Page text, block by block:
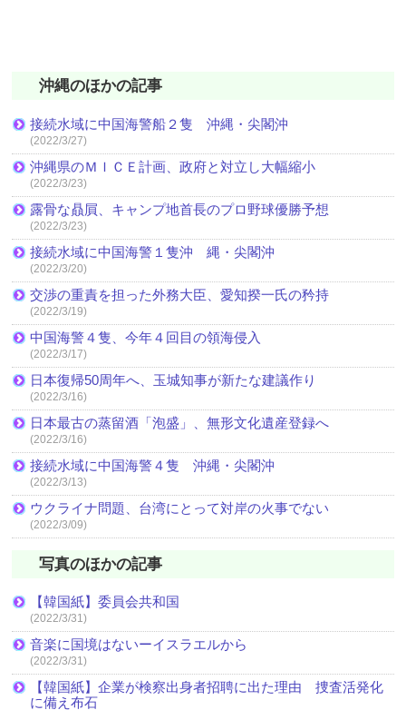
沖縄のほかの記事
接続水域に中国海警船２隻 沖縄・尖閣沖
(2022/3/27)
沖縄県のＭＩＣＥ計画、政府と対立し大幅縮小
(2022/3/23)
露骨な贔屓、キャンプ地首長のプロ野球優勝予想
(2022/3/23)
接続水域に中国海警１隻沖 縄・尖閣沖
(2022/3/20)
交渉の重責を担った外務大臣、愛知揆一氏の矜持
(2022/3/19)
中国海警４隻、今年４回目の領海侵入
(2022/3/17)
日本復帰50周年へ、玉城知事が新たな建議作り
(2022/3/16)
日本最古の蒸留酒「泡盛」、無形文化遺産登録へ
(2022/3/16)
接続水域に中国海警４隻 沖縄・尖閣沖
(2022/3/13)
ウクライナ問題、台湾にとって対岸の火事でない
(2022/3/09)
写真のほかの記事
【韓国紙】委員会共和国
(2022/3/31)
音楽に国境はないーイスラエルから
(2022/3/31)
【韓国紙】企業が検察出身者招聘に出た理由 捜査活発化
に備え布石